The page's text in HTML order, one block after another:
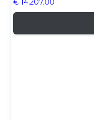
€ 14,207.00